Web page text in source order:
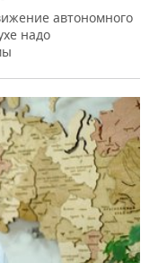
автономного
надо